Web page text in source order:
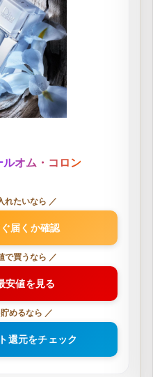
ルオム・コロン
れたいなら ／
届くか確認
で買うなら ／
安値を見る
めるなら ／
還元をチェック